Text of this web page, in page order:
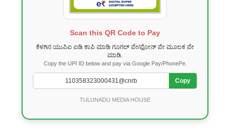
Scan this QR Code to Pay
ಕೆಳಗಿನ ಯುಪಿಐ ಐಡಿ ಕಾಪಿ ಮಾಡಿ ಗೂಗಲ್ ಪೇ/ಫೋನ್ ಪೇ ಮೂಲಕ ಪೇ
ಮಾಡಿ.
Copy the UPI ID below and pay via Google Pay/PhonePe.
Copy
TULUNADU MEDIA HOUSE